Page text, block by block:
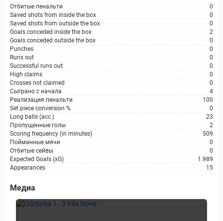
Отбитые пенальти
0
Saved shots from inside the box
0
Saved shots from outside the box
0
Goals conceded inside the box
2
Goals conceded outside the box
0
Punches
0
Runs out
0
Successful runs out
0
High claims
0
Crosses not claimed
0
Сыграно с начала
4
Реализация пенальти
100
Set piece conversion %
0
Long balls (acc.)
23
Пропущенные голы
2
Scoring frequency (in minutes)
509
Пойманные мячи
0
Отбитые сейвы
0
Expected Goals (xG)
1.989
Appearances
15
Медиа